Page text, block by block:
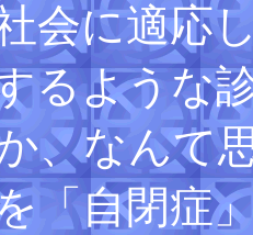
会に適応
るような
、なんて
「自閉症